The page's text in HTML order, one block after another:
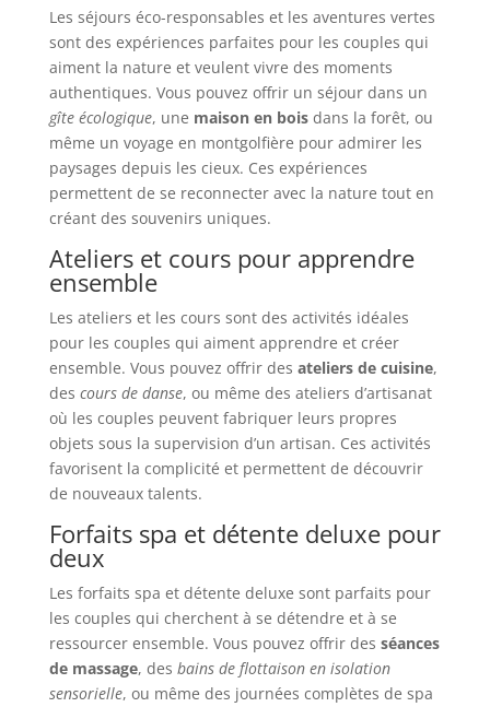
Les séjours éco-responsables et les aventures vertes
sont des expériences parfaites pour les couples qui
aiment la nature et veulent vivre des moments
authentiques. Vous pouvez offrir un séjour dans un
gîte écologique, une maison en boisdans la forêt, ou
même un voyage en montgolfière pour admirer les
paysages depuis les cieux. Ces expériences
permettent de se reconnecter avec la nature tout en
créant des souvenirs uniques.
Ateliers et cours pour apprendre
ensemble
Les ateliers et les cours sont des activités idéales
pour les couples qui aiment apprendre et créer
ensemble. Vous pouvez offrir des ateliers de cuisine,
des cours de danse, ou même des ateliers d’artisanat
où les couples peuvent fabriquer leurs propres
objets sous la supervision d’un artisan. Ces activités
favorisent la complicité et permettent de découvrir
de nouveaux talents.
Forfaits spa et détente deluxe pour
deux
Les forfaits spa et détente deluxe sont parfaits pour
les couples qui cherchent à se détendre et à se
ressourcer ensemble. Vous pouvez offrir des séances
de massage, des bains de flottaison en isolation
sensorielle, ou même des journées complètes de spa